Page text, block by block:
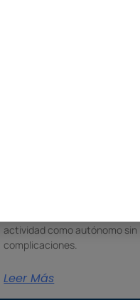
actividad como autónomo sin
complicaciones.
Leer Más